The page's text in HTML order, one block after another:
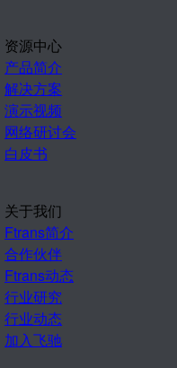
资源中心
产品简介
解决方案
演示视频
网络研讨会
白皮书
关于我们
Ftrans简介
合作伙伴
Ftrans动态
行业研究
行业动态
加入飞驰